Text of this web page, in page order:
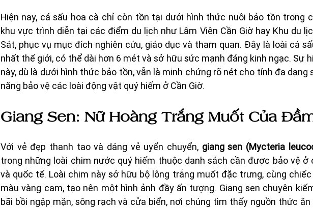
Hiện nay, cá sấu hoa cà chỉ còn tồn tại dưới hình thức nuôi bảo tồn trong
khu vực trình diễn tại các điểm du lịch như Lâm Viên Cần Giờ hay Khu du
Sát, phục vụ mục đích nghiên cứu, giáo dục và tham quan. Đây là loài cá
nhất thế giới, có thể dài hơn 6 mét và sở hữu sức mạnh đáng kinh ngạc. Sự
này, dù là dưới hình thức bảo tồn, vẫn là minh chứng rõ nét cho tính đa dạng
năng bảo vệ các loài động vật quý hiếm ở Cần Giờ.
Giang Sen: Nữ Hoàng Trắng Muốt Của
Với vẻ đẹp thanh tao và dáng vẻ uyển chuyển, giang sen (Mycteria
trong những loài chim nước quý hiếm thuộc danh sách cần được bảo vệ ở
và quốc tế. Loài chim này sở hữu bộ lông trắng muốt đặc trưng, cùng
màu vàng cam, tạo nên một hình ảnh đầy ấn tượng. Giang sen chuyên
bãi bồi ngập mặn, sông rạch và cửa biển, nơi chúng tìm thấy nguồn thức